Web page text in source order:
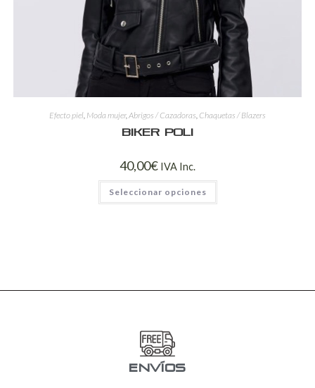
Efecto piel Moda mujer, Abrigos / Cazadoras Chaquetas / Blazers
Biker Poli
40,00€ IVA Inc.
Seleccionar opciones
ENVÍOS